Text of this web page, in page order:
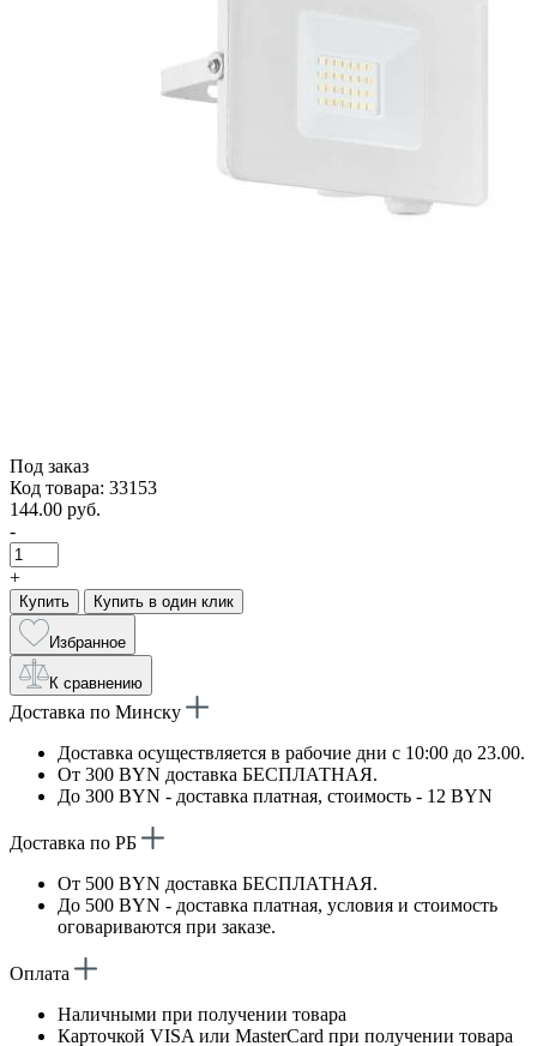
Под заказ
Код товара: 33153
144.00 руб.
-
+
Купить Купить в один клик
Избранное
К сравнению
Доставка по Минску
Доставка осуществляется в рабочие дни с 10:00 до 23.00.
От 300 BYN доставка БЕСПЛАТНАЯ.
До 300 BYN - доставка платная, стоимость - 12 BYN
Доставка по РБ
От 500 BYN доставка БЕСПЛАТНАЯ.
До 500 BYN - доставка платная, условия и стоимость
оговариваются при заказе.
Оплата
Наличными при получении товара
Карточкой VISA или MasterCard при получении товара